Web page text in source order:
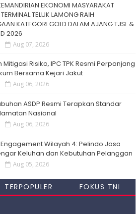
EKONOMI MASYARAKAT
TELUK LAMONG RAIH
KATEGORI GOLD DALAM AJANG TJSL &
2026
Aug 07, 2026
Risiko, IPC TPK Resmi Perpanjang
Bersama Kejari Jakut
Aug 06, 2026
ASDP Resmi Terapkan Standar
Nasional
Aug 06, 2026
Wilayah 4: Pelindo Jasa
Keluhan dan Kebutuhan Pelanggan
Aug 05, 2026
TERPOPULER FOKUS TNI